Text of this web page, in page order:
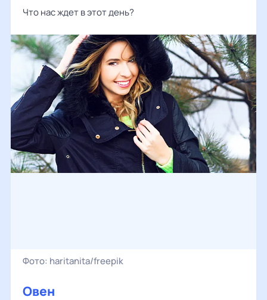
Что нас ждет в этот день?
Фото: haritanita/freepik
Овен